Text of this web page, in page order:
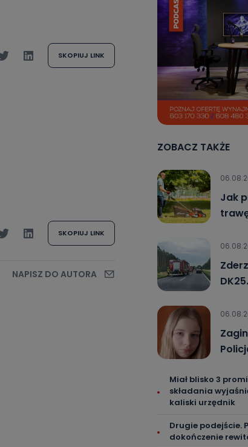
SKOPIUJ LINK
SKOPIUJ LINK
NAPISZ DO AUTORA
ZOBACZ TAKŻE
Jak
Miał blisko 3
składania
kaliski urzędnik
Drugie podejście.
dokończenie